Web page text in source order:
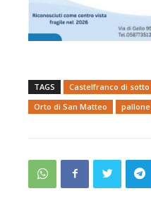
TAGS Castelfranco di sotto
Orto di San Matteo
pallone